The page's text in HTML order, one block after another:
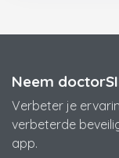
Neem
Verbeter je
verbeterde
app.